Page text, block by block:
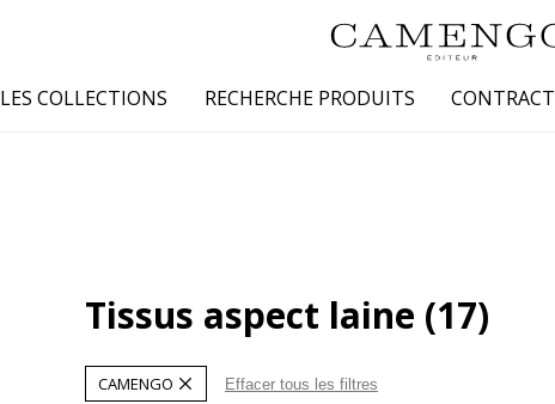
LES COLLECTIONS RECHERCHE PRODUITS
Aspect lin
Coton
Petits motifs
CONTRACT
Tissus aspect laine (17)
CAMENGO Effacer tous les filtres